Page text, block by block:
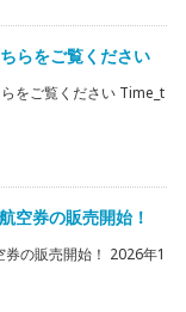
らをご覧ください
をご覧ください Time_t
空券の販売開始！
の販売開始！ 2026年1